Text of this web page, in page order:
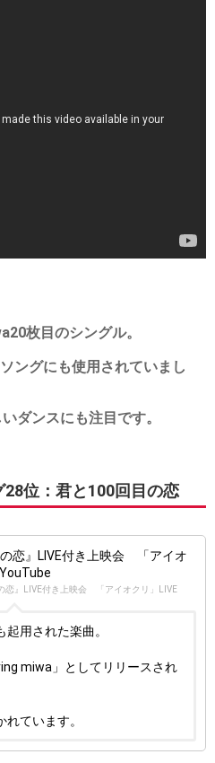
枚目のシングル。
ングにも使用されていまし
ダンスにも注目です。
位：君と100回目の恋
恋』LIVE付き上映会 「アイオ
恋』LIVE付き上映会 「アイオクリ」LIVE
用された楽曲。
miwa」としてリリースされ
ています。